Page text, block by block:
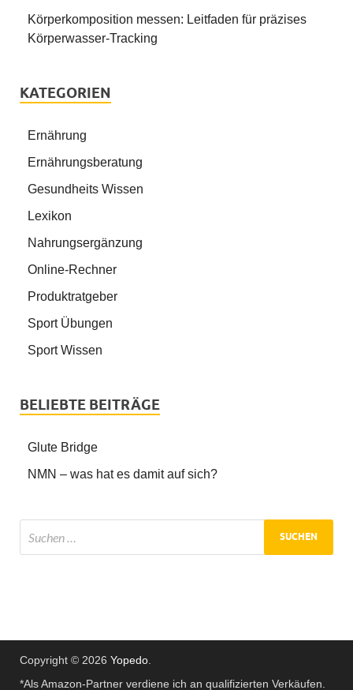
Körperkomposition messen: Leitfaden für präzises
Körperwasser-Tracking
KATEGORIEN
Ernährung
Ernährungsberatung
Gesundheits Wissen
Lexikon
Nahrungsergänzung
Online-Rechner
Produktratgeber
Sport Übungen
Sport Wissen
BELIEBTE BEITRÄGE
Glute Bridge
NMN – was hat es damit auf sich?
Copyright © 2026 Yopedo
*Als Amazon-Partner verdiene ich an qualifizierten Verkäufen.